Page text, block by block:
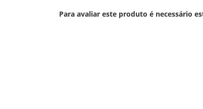
Para avaliar este produto é necessário